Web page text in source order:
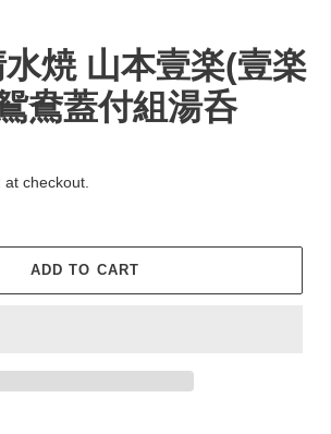
焼 山本壹楽(壹楽
鴦蓋付組湯呑
at checkout.
ADD TO CART